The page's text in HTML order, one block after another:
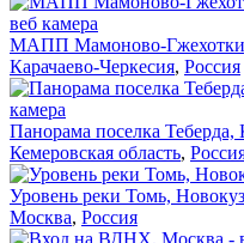
МАПП Мамоново-Гжехотки,
Карачаево-Черкесия, Россия
Панорама поселка Теберда,
Кемеровская область,
Уровень реки Томь,
Москва, Россия